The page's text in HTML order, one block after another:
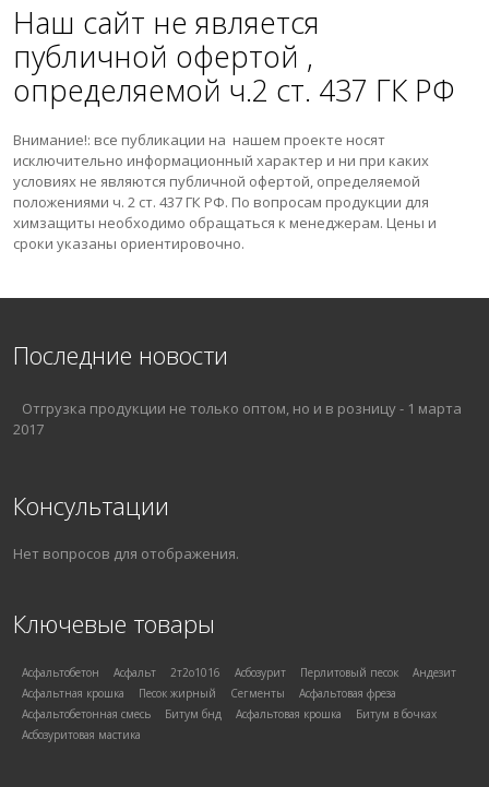
Наш сайт не является
публичной офертой ,
определяемой ч.2 ст. 437 ГК РФ
Внимание!: все публикации на нашем проекте носят
исключительно информационный характер и ни при каких
условиях не являются публичной офертой, определяемой
положениями ч. 2 ст. 437 ГК РФ. По вопросам продукции для
химзащиты необходимо обращаться к менеджерам. Цены и
сроки указаны ориентировочно.
Последние новости
Отгрузка продукции не только оптом, но и в розницу- 1 марта
2017
Консультации
Нет вопросов для отображения.
Ключевые товары
Асфальтобетон Асфальт 2т2о1016 Асбозурит Перлитовый песок
Андезит
Асфальтная крошка
Песок жирный Сегменты
Асфальтовая фреза
Асфальтобетонная смесь
Битум бнд Асфальтовая крошка
Битум в бочках
Асбозуритовая мастика